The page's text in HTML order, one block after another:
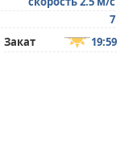
7
Закат 19:59